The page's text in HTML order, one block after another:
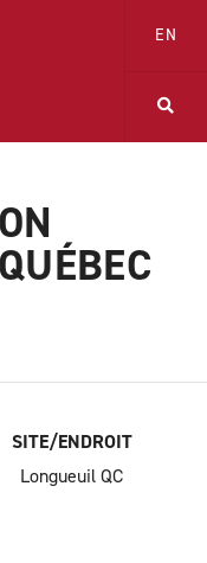
EN
SITE/ENDROIT
Longueuil QC